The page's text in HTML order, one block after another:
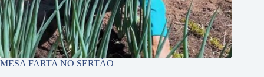
MESA FARTA NO SERTÃO